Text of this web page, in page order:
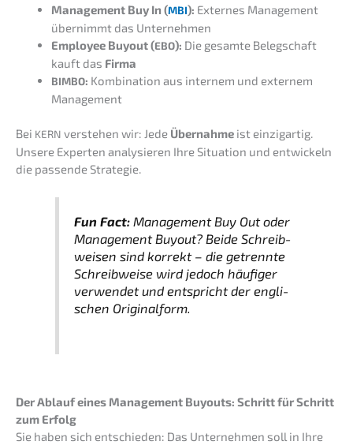
Manage­ment Buy In (MBI): Exter­nes Manage­ment
übernimmt das Unternehmen
Employee Buyout (EBO): Die gesam­te Beleg­schaft
kauft das Firma
BIMBO: Kombi­na­ti­on aus inter­nem und exter­nem
Management
Bei KERN verste­hen wir: Jede Übernah­me ist einzig­ar­tig.
Unsere Exper­ten analy­sie­ren Ihre Situa­ti­on und entwi­ckeln
die passen­de Strategie.
Fun Fact: Manage­ment Buy Out oder
Manage­ment Buyout? Beide Schreib­
wei­sen sind korrekt – die getrenn­te
Schreib­wei­se wird jedoch häufi­ger
verwen­det und entspricht der engli­
schen Originalform.
Der Ablauf eines Manage­ment Buyouts: Schritt für Schritt
zum Erfolg
Sie haben sich entschie­den: Das Unter­neh­men soll in Ihre